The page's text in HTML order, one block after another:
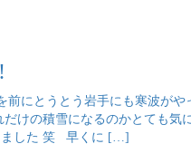
にとうとう岩手にも寒波がや
けの積雪になるのかとても気
ました 笑 早くに […]